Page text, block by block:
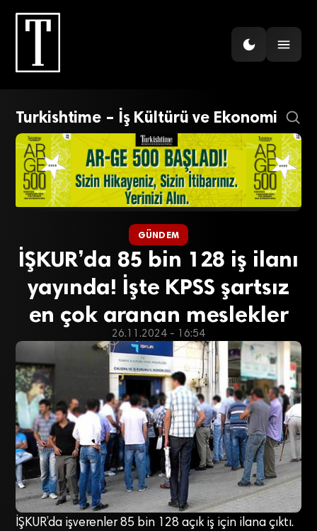
Turkishtime – İş Kültürü ve Ekonomi
GÜNDEM
İŞKUR’da 85 bin 128 iş ilanı
yayında! İşte KPSS şartsız
en çok aranan meslekler
26.11.2024 - 16:54
İŞKUR’da işverenler 85 bin 128 açık iş için ilana çıktı.